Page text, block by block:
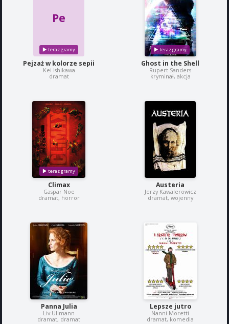
Pe
Pejzaż w kolorze sepii
Kei Ishikawa
dramat
Ghost in the Shell
Rupert Sanders
kryminał, akcja
Climax
Gaspar Noe
dramat, horror
Austeria
Jerzy Kawalerowicz
dramat, wojenny
Panna Julia
Liv Ullmann
dramat, dramat
Lepsze jutro
Nanni Moretti
dramat, komedia